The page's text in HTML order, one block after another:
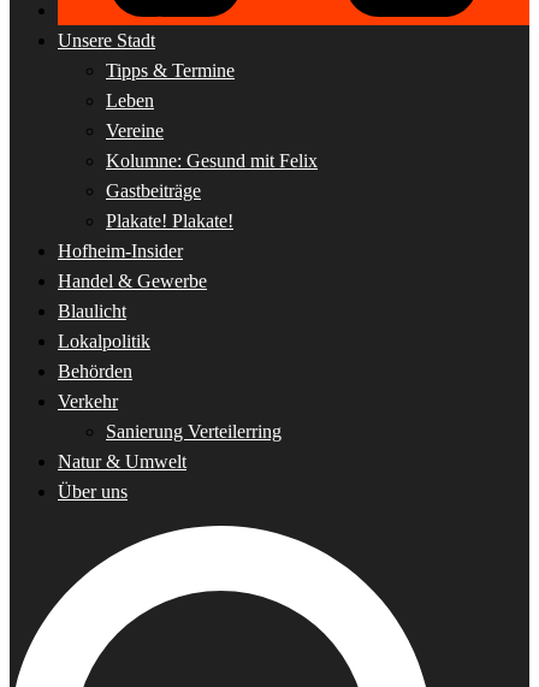
Unsere Stadt
Tipps & Termine
Leben
Vereine
Kolumne: Gesund mit Felix
Gastbeiträge
Plakate! Plakate!
Hofheim-Insider
Handel & Gewerbe
Blaulicht
Lokalpolitik
Behörden
Verkehr
Sanierung Verteilerring
Natur & Umwelt
Über uns